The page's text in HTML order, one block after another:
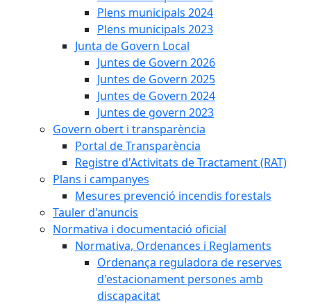
Plens municipals 2024
Plens municipals 2023
Junta de Govern Local
Juntes de Govern 2026
Juntes de Govern 2025
Juntes de Govern 2024
Juntes de govern 2023
Govern obert i transparència
Portal de Transparència
Registre d'Activitats de Tractament (RAT)
Plans i campanyes
Mesures prevenció incendis forestals
Tauler d'anuncis
Normativa i documentació oficial
Normativa, Ordenances i Reglaments
Ordenança reguladora de reserves
d'estacionament persones amb
discapacitat